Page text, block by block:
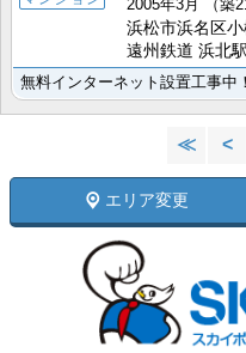
2005年3月
（築
浜松市浜名区
遠州鉄道 浜北
≪ <
エリア変更